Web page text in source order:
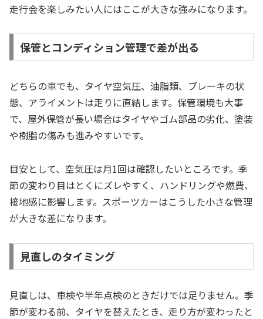
走行会を楽しみたい人にはここが大きな強みになります。
保管とコンディション管理で差が出る
どちらの車でも、タイヤ空気圧、油脂類、ブレーキの状
態、アライメントは走りに直結します。保管環境も大事
で、屋外保管が長い場合はタイヤやゴム部品の劣化、塗装
や樹脂の傷みも進みやすいです。
目安として、空気圧は月1回は確認したいところです。季
節の変わり目はとくにズレやすく、ハンドリングや燃費、
接地感に影響します。スポーツカーはこうした小さな管理
が大きな差になります。
見直しのタイミング
見直しは、車検や半年点検のときだけでは足りません。季
節が変わる前、タイヤを替えたとき、走り方が変わったと